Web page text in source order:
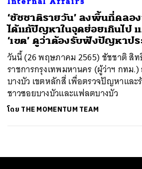
‘ชัชชาติรายวัน’ ลงพื้นที่คลอ
ได้แก้ปัญหาในจุดย่อยเกินไป
‘เขต’ ดูว่าต้องรับฟังปัญหาป
วันนี้ (26 พฤษภาคม 2565) ชัชชาติ สิ
ราชการกรุงเทพมหานคร (ผู้ว่าฯ กทม
บางบัว เขตหลักสี่ เพื่อตรวจปัญหาและ
ชาวซอยบางบัวและแฟลตบางบัว
โดย THE MOMENTUM TEAM